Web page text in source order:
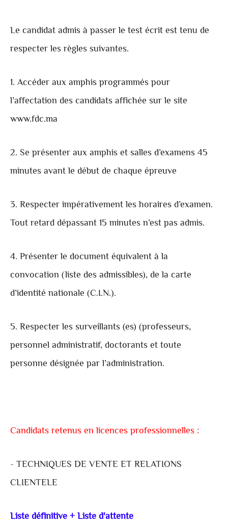
Le candidat admis à passer le test écrit est tenu de
respecter les règles suivantes.
1. Accéder aux amphis programmés pour
l’affectation des candidats affichée sur le site
www.fdc.ma
2. Se présenter aux amphis et salles d’examens 45
minutes avant le début de chaque épreuve
3. Respecter impérativement les horaires d’examen.
Tout retard dépassant 15 minutes n’est pas admis.
4. Présenter le document équivalent à la
convocation (liste des admissibles), de la carte
d’identité nationale (C.I.N.).
5. Respecter les surveillants (es) (professeurs,
personnel administratif, doctorants et toute
personne désignée par l’administration.
Candidats retenus en licences professionnelles :
- TECHNIQUES DE VENTE ET RELATIONS
CLIENTELE
Liste définitive + Liste d'attente